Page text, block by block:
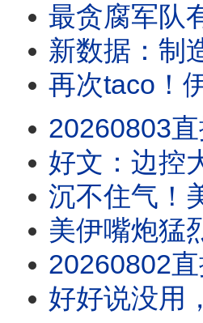
最贪腐军队
新数据：制
再次taco！
20260803直播：再次taco！伊朗嚣张，
好文：边控
沉不住气！
美伊嘴炮猛烈
20260802直播：美伊嘴炮猛烈升级！周
好好说没用，